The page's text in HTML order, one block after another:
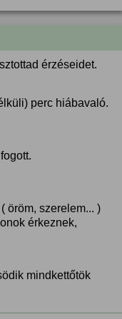
érzéseidet.
perc hiábavaló.
öröm, szerelem... )
érkeznek,
mindkettőtök